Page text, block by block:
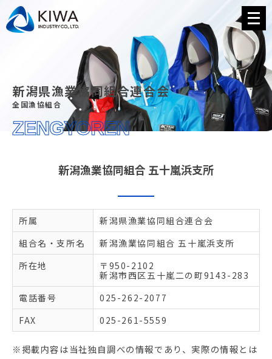
メ
ニ
ュ
ー
を
開
く
新潟県漁業協同組合連合会
全国漁協組合
ZENGYOREN
新潟漁業協同組合 五十嵐浜支所
所属
新潟県漁業協同組合連合会
組合名・支所名
新潟漁業協同組合 五十嵐浜支所
所在地
〒950-2102
新潟市西区五十嵐二の町9143-283
電話番号
025-262-2077
FAX
025-261-5559
※掲載内容は当社独自調べの情報であり、実際の情報とは